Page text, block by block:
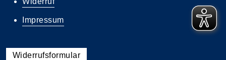
Impressum
Widerrufsformular